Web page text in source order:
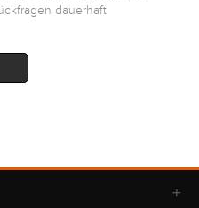
dauerhaft